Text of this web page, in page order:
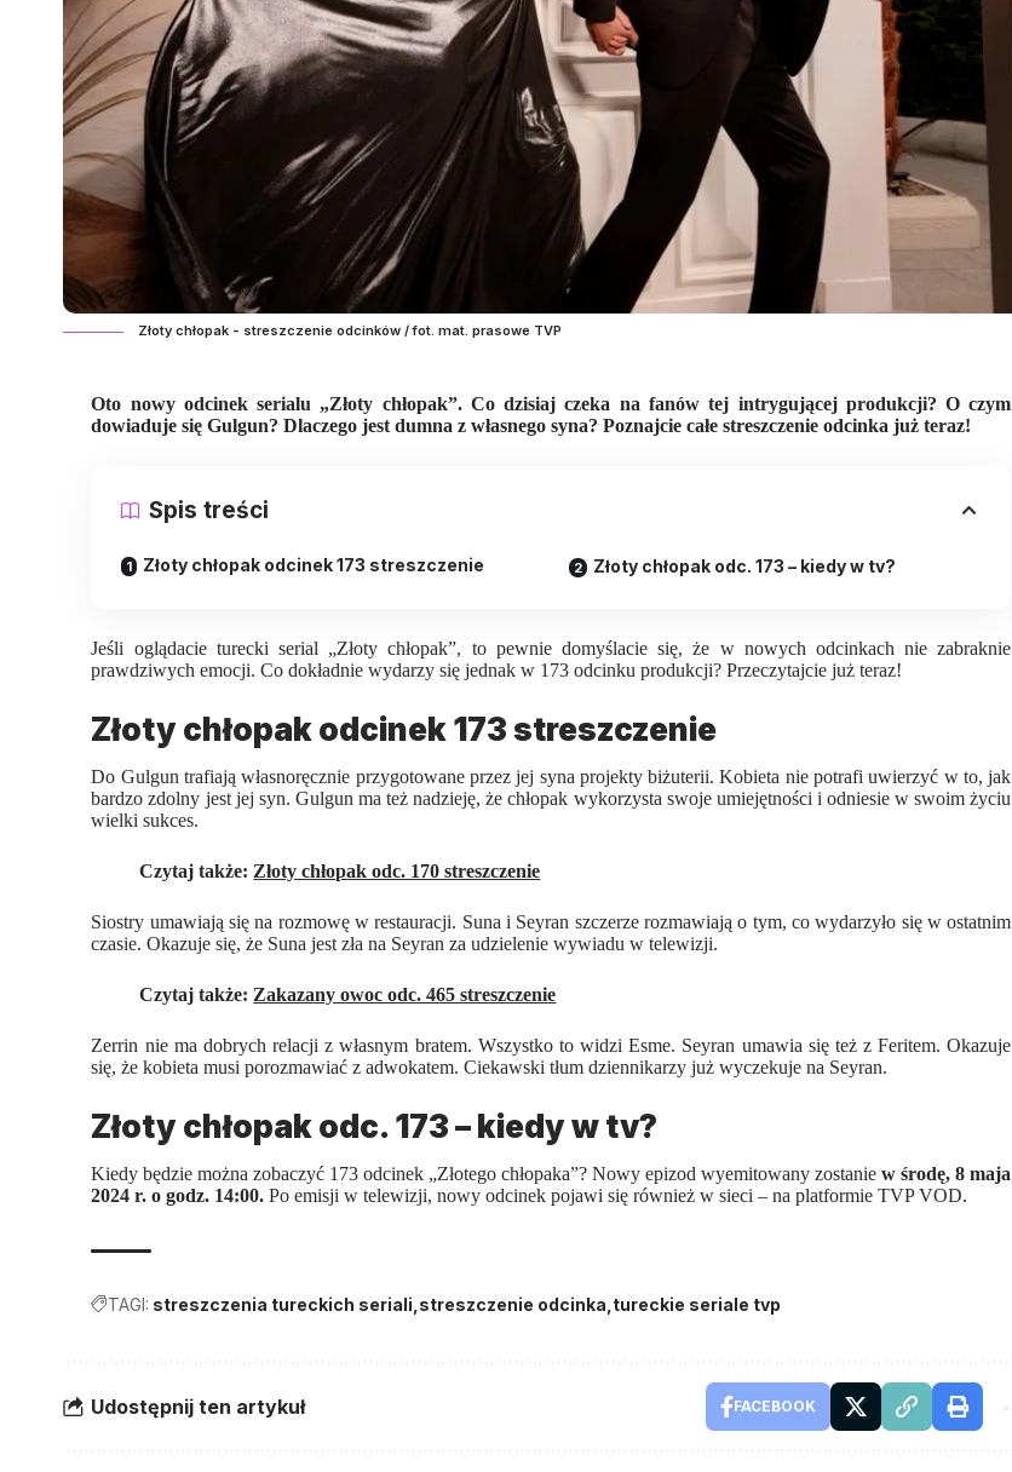
Złoty chłopak - streszczenie odcinków / fot. mat. prasowe TVP
Oto nowy odcinek serialu „Złoty chłopak”. Co dzisiaj czeka na fanów tej intrygującej produkcji? O czym
dowiaduje się Gulgun? Dlaczego jest dumna z własnego syna? Poznajcie całe streszczenie odcinka już teraz!
Spis treści
Złoty chłopak odcinek 173 streszczenie Złoty chłopak odc. 173 – kiedy w tv?
Jeśli oglądacie turecki serial „Złoty chłopak”, to pewnie domyślacie się, że w nowych odcinkach nie zabraknie
prawdziwych emocji. Co dokładnie wydarzy się jednak w 173 odcinku produkcji? Przeczytajcie już teraz!
Złoty chłopak odcinek 173 streszczenie
Do Gulgun trafiają własnoręcznie przygotowane przez jej syna projekty biżuterii. Kobieta nie potrafi uwierzyć w to, jak
bardzo zdolny jest jej syn. Gulgun ma też nadzieję, że chłopak wykorzysta swoje umiejętności i odniesie w swoim życiu
wielki sukces.
Czytaj także: Złoty chłopak odc. 170 streszczenie
Siostry umawiają się na rozmowę w restauracji. Suna i Seyran szczerze rozmawiają o tym, co wydarzyło się w ostatnim
czasie. Okazuje się, że Suna jest zła na Seyran za udzielenie wywiadu w telewizji.
Czytaj także: Zakazany owoc odc. 465 streszczenie
Zerrin nie ma dobrych relacji z własnym bratem. Wszystko to widzi Esme. Seyran umawia się też z Feritem. Okazuje
się, że kobieta musi porozmawiać z adwokatem. Ciekawski tłum dziennikarzy już wyczekuje na Seyran.
Złoty chłopak odc. 173 – kiedy w tv?
Kiedy będzie można zobaczyć 173 odcinek „Złotego chłopaka”? Nowy epizod wyemitowany zostaniew środę, 8 maja
2024 r. o godz. 14:00. Po emisji w telewizji, nowy odcinek pojawi się również w sieci – na platformie TVP VOD.
TAGI: streszczenia tureckich seriali streszczenie odcinka tureckie seriale tvp
Udostępnij ten artykuł FACEBOOK